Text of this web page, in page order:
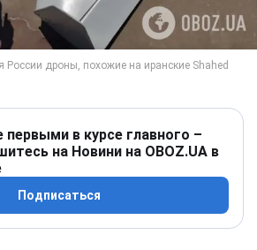
первыми в курсе главного –
на Новини на OBOZ.UA в
Подписаться